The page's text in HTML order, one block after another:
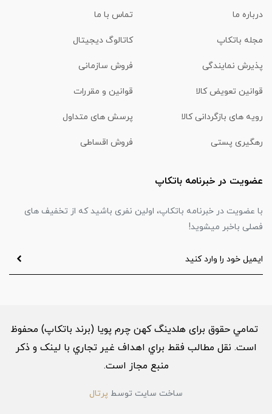
درباره ما تماس با ما
مجله باتکاپ کاتالوگ دیجیتال
پذیرش نمایندگی فروش سازمانی
قوانین تعویض کالا قوانین و مقررات
رویه های بازگردانی کالا پرسش های متداول
رهگیری پستی فروش اقساطی
عضویت در خبرنامه باتکاپ
با عضویت در خبرنامه باتکاپ، اولین نفری باشید که از تخفیف های
فصلی باخبر میشوید!
تمامي حقوق برای هلدینگ کهن چرم پویا (برند باتکاپ) محفوظ
است. نقل مطالب فقط براي اهداف غير تجاري با لینک و ذکر
منبع مجاز است.
ساخت سایت توسط پرتال